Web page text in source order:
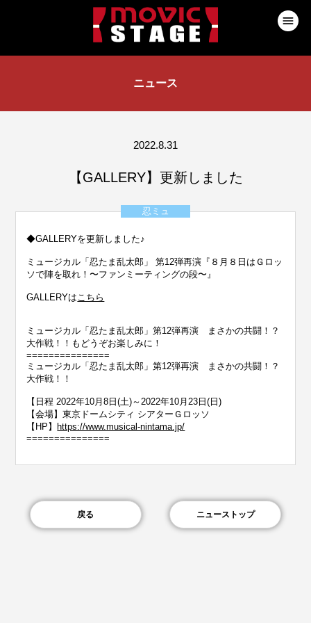
ニュース
2022.8.31
【GALLERY】更新しました
忍ミュ
◆GALLERYを更新しました♪
ミュージカル「忍たま乱太郎」 第12弾再演『８月８日はＧロッ
ソで陣を取れ！〜ファンミーティングの段〜』
GALLERYはこちら
ミュージカル「忍たま乱太郎」第12弾再演 まさかの共闘！？
大作戦！！もどうぞお楽しみに！
===============
ミュージカル「忍たま乱太郎」第12弾再演 まさかの共闘！？
大作戦！！
【日程 2022年10月8日(土)～2022年10月23日(日)
【会場】東京ドームシティ シアターＧロッソ
【HP】
https://www.musical-nintama.jp/
===============
戻る ニューストップ